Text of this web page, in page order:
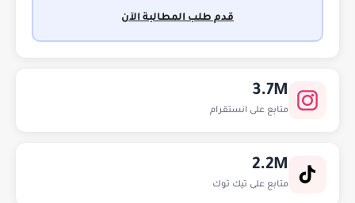
قدم طلب المطالبة الآن
3.7M
متابع على انستقرام
2.2M
متابع على تيك توك